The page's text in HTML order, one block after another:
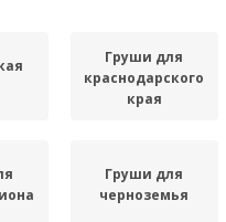
Груши для
краснодарского
края
Груши для
черноземья